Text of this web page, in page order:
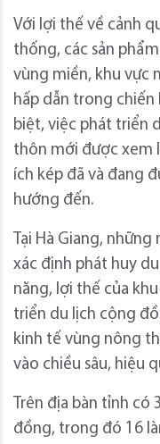
Với lợi thế về cảnh
thống, các sản
vùng miền, khu vực
hấp dẫn trong chiến
biệt, việc phát triển
thôn mới được xem
ích kép đã và đang
hướng đến.
Tại Hà Giang,
xác định phát huy
năng, lợi thế của
triển du lịch cộng
kinh tế vùng nông
vào chiều sâu, hiệu
Trên địa bàn tỉnh có
đồng, trong đó 16